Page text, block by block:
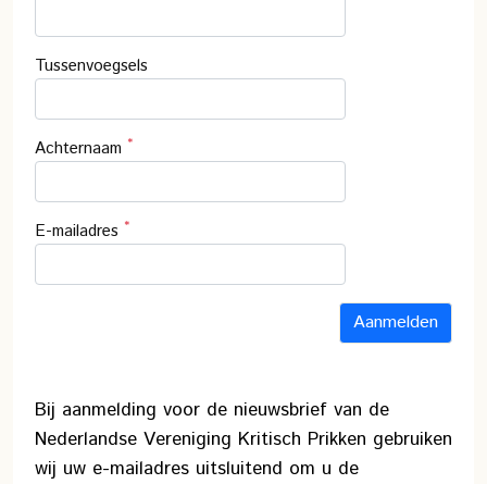
Tussenvoegsels
Achternaam *
E-mailadres *
Bij aanmelding voor de nieuwsbrief van de
Nederlandse Vereniging Kritisch Prikken gebruiken
wij uw e-mailadres uitsluitend om u de